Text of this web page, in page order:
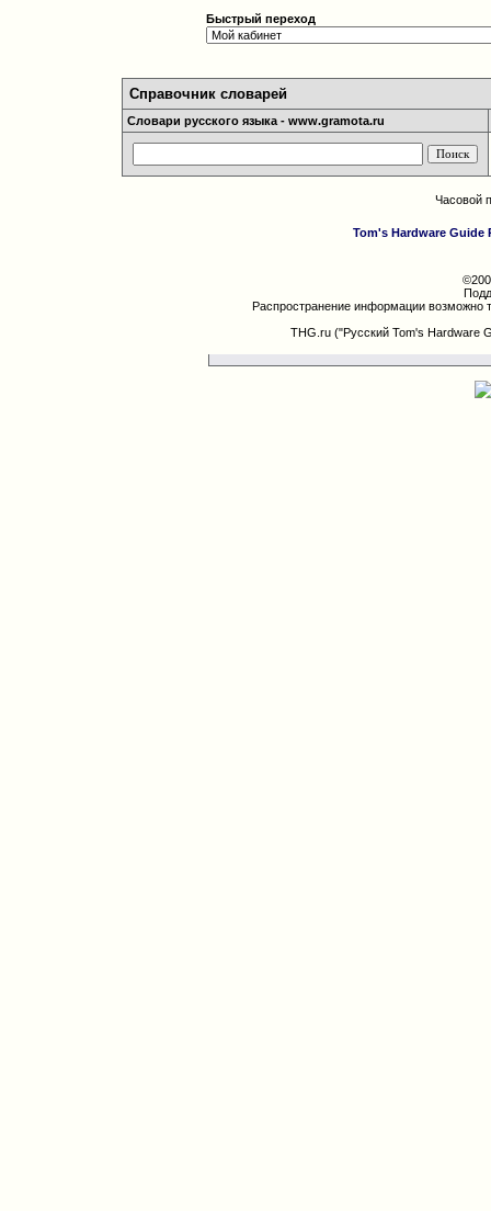
Быстрый переход
Справочник словарей
Словари русского языка - www.gramota.ru
Часовой
Tom's Hardware Guide
Распространение информации возможно
THG.ru ("Русский Tom's Hardware